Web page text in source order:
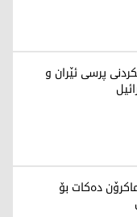
پرسی ئێران و
دەکات بۆ